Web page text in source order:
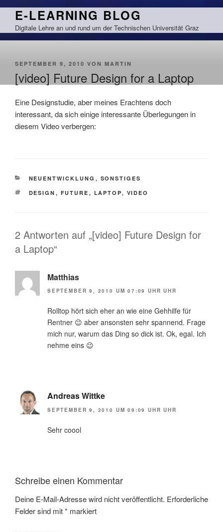
Zum
springen
E-LEARNING BLOG
Digitale Lehre an und rund um der Technischen Universität Graz
VERÖFFENTLICHT
SEPTEMBER 9, 2010 VON MARTIN
[video] Future Design for a Laptop
Eine Designstudie, aber meines Erachtens doch
interessant, da sich einige interessante Überlegungen in
diesem Video verbergen:
KATEGORIEN
NEUENTWICKLUNG , SONSTIGES
SCHLAGWÖRTER
DESIGN , FUTURE , LAPTOP, VIDEO
2 Antworten auf „[video] Future Design for
a Laptop“
Matthias
SEPTEMBER 9, 2010 UM 07:09 UHR UHR
Rolltop hört sich eher an wie eine Gehhilfe für
Rentner 😉 aber ansonsten sehr spannend. Frage
mich nur, warum das Ding so dick ist. Ok, egal. Ich
nehme eins 😉
Andreas Wittke
SEPTEMBER 9, 2010 UM 09:09 UHR UHR
Sehr coool
Schreibe einen Kommentar
Deine E-Mail-Adresse wird nicht veröffentlicht. Erforderliche
Felder sind mit* markiert